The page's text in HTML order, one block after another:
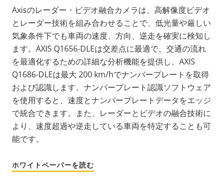
Axisのレーダー・ビデオ融合カメラは、高解像度ビデオ
とレーダー技術を組み合わせることで、低光量や厳しい
気象条件下でも車両の速度、方向、逆走を確実に検知し
ます。AXIS Q1656-DLEは交差点に最適で、交通の流れ
を最適化するための詳細な分析機能を提供し、AXIS
Q1686-DLEは最大 200 km/hでナンバープレートを取得
および認識します。ナンバープレート認識ソフトウェア
を使用すると、速度とナンバープレートデータをエッジ
で統合できます。また、レーダーとビデオの融合技術に
より、速度超過や逆走している車両を特定することも可
能です。
ホワイトペーパーを読む